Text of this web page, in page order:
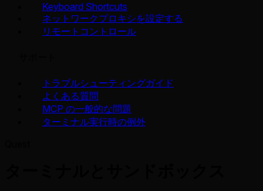
Keyboard Shortcuts
ネットワークプロキシを設定する
リモートコントロール
トラブルシューティングガイド
よくある質問
MCP の一般的な問題
ターミナル実行時の例外